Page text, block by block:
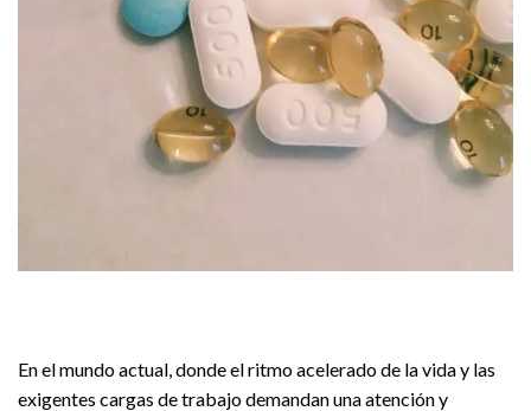
En el mundo actual, donde el ritmo acelerado de la vida y las
exigentes cargas de trabajo demandan una atención y